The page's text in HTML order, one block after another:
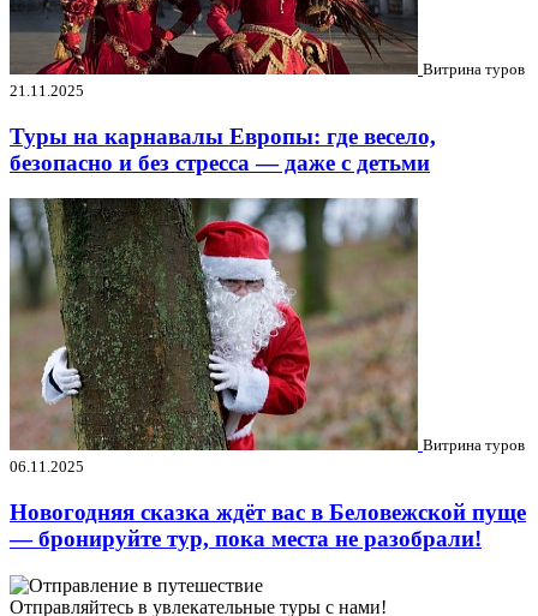
Витрина туров
21.11.2025
Туры на карнавалы Европы: где весело,
безопасно и без стресса — даже с детьми
Витрина туров
06.11.2025
Новогодняя сказка ждёт вас в Беловежской пуще
— бронируйте тур, пока места не разобрали!
Отправляйтесь в увлекательные туры с нами!